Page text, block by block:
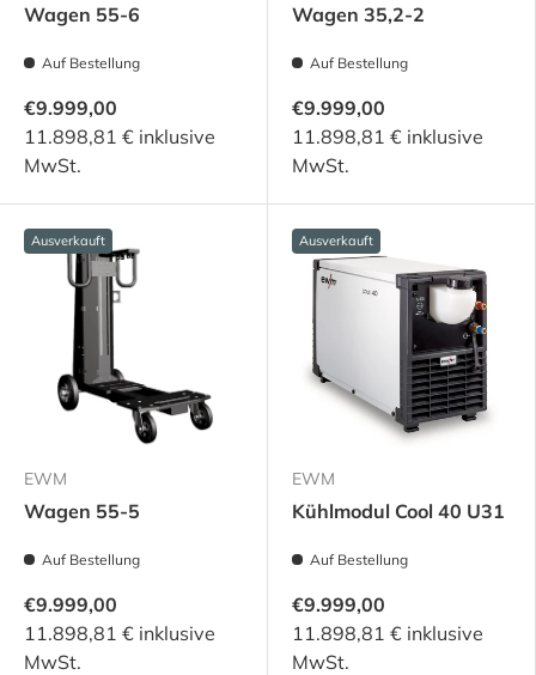
Wagen 55-6
Auf Bestellung
€9.999,00
11.898,81 € inklusive
MwSt.
Wagen 35,2-2
Auf Bestellung
€9.999,00
11.898,81 € inklusive
MwSt.
Ausverkauft
EWM
Wagen 55-5
Auf Bestellung
€9.999,00
11.898,81 € inklusive
MwSt.
Ausverkauft
EWM
Kühlmodul Cool 40 U31
Auf Bestellung
€9.999,00
11.898,81 € inklusive
MwSt.